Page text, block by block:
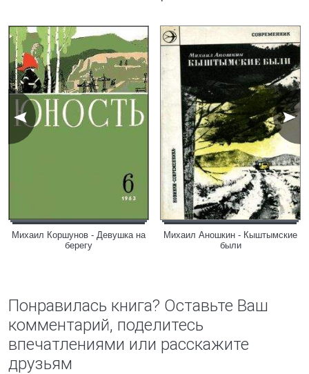
Михаил Коршунов - Девушка на
берегу
Михаил Аношкин - Кыштымские
были
Понравилась книга? Оставьте Ваш
комментарий, поделитесь
впечатлениями или расскажите
друзьям